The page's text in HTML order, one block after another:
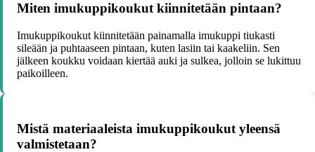
Miten imukuppikoukut kiinnitetään pintaan?
Imukuppikoukut kiinnitetään painamalla imukuppi tiukasti
sileään ja puhtaaseen pintaan, kuten lasiin tai kaakeliin. Sen
jälkeen koukku voidaan kiertää auki ja sulkea, jolloin se lukittuu
paikoilleen.
Mistä materiaaleista imukuppikoukut yleensä
valmistetaan?